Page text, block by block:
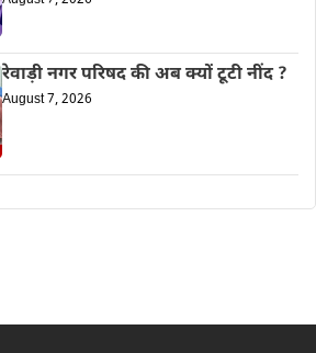
रेवाड़ी नगर परिषद की अब क्यों टूटी नींद ?
August 7, 2026